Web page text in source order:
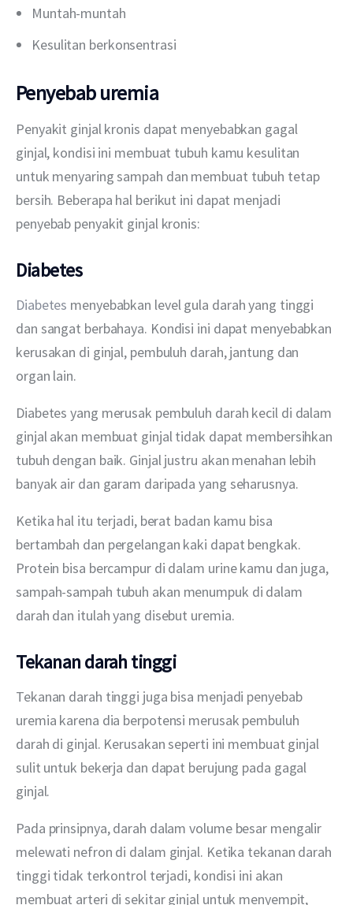
Muntah-muntah
Kesulitan berkonsentrasi
Penyebab uremia
Penyakit ginjal kronis dapat menyebabkan gagal
ginjal, kondisi ini membuat tubuh kamu kesulitan
untuk menyaring sampah dan membuat tubuh tetap
bersih. Beberapa hal berikut ini dapat menjadi
penyebab penyakit ginjal kronis:
Diabetes
Diabetes menyebabkan level gula darah yang tinggi
dan sangat berbahaya. Kondisi ini dapat menyebabkan
kerusakan di ginjal, pembuluh darah, jantung dan
organ lain.
Diabetes yang merusak pembuluh darah kecil di dalam
ginjal akan membuat ginjal tidak dapat membersihkan
tubuh dengan baik. Ginjal justru akan menahan lebih
banyak air dan garam daripada yang seharusnya.
Ketika hal itu terjadi, berat badan kamu bisa
bertambah dan pergelangan kaki dapat bengkak.
Protein bisa bercampur di dalam urine kamu dan juga,
sampah-sampah tubuh akan menumpuk di dalam
darah dan itulah yang disebut uremia.
Tekanan darah tinggi
Tekanan darah tinggi juga bisa menjadi penyebab
uremia karena dia berpotensi merusak pembuluh
darah di ginjal. Kerusakan seperti ini membuat ginjal
sulit untuk bekerja dan dapat berujung pada gagal
ginjal.
Pada prinsipnya, darah dalam volume besar mengalir
melewati nefron di dalam ginjal. Ketika tekanan darah
tinggi tidak terkontrol terjadi, kondisi ini akan
membuat arteri di sekitar ginjal untuk menyempit,